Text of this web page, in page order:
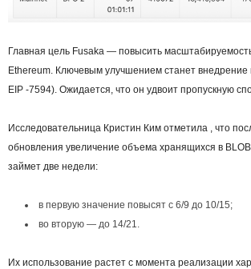
Главная цель Fusaka — повысить
Ethereum. Ключевым улучшением станет внедрение
EIP -7594). Ожидается, что он удвоит пропускную
Исследовательница Кристин Ким отметила , что
обновления увеличение объема хранящихся в
займет две недели:
в первую значение повысят с 6/9 до 10/15;
во вторую — до 14/21.
Их использование растет с момента реализации